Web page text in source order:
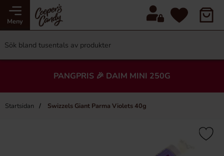
Meny
PANGPRIS 🎉 DAIM MINI 250G
Startsidan Swizzels Giant Parma Violets 40g